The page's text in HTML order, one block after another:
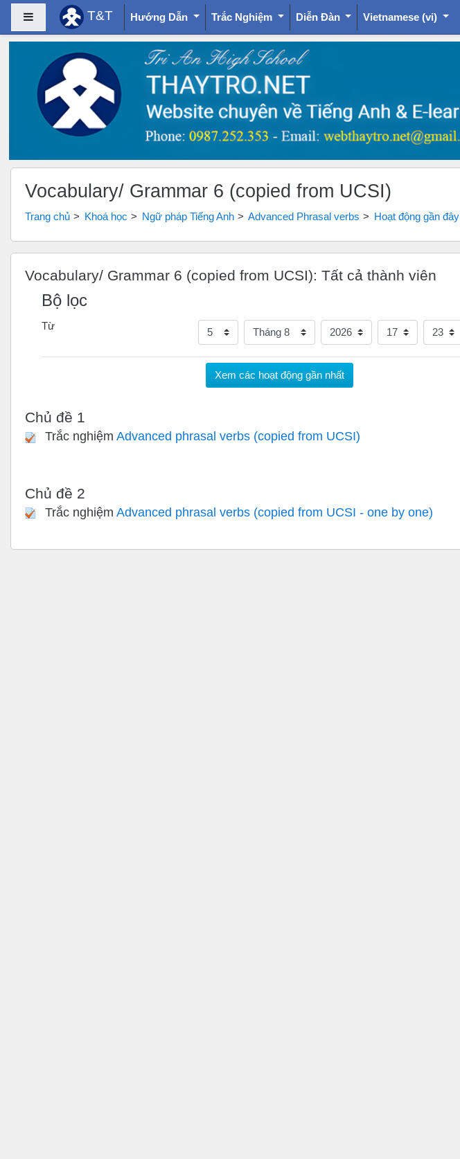
Chuyển tới nội dung chính
Bảng điều khiển cạnh
T&T Hướng Dẫn Trắc Nghiệm Diễn Đàn Vietnamese ‎(vi)‎
Vocabulary/ Grammar 6 (copied from UCSI)
Trang chủ Khoá học Ngữ pháp Tiếng Anh Advanced Phrasal verbs Hoạt động gần đây
Vocabulary/ Grammar 6 (copied from UCSI): Tất cả thành viên
Bộ lọc
Từ Ngày Tháng Năm Phút
Chủ đề 1
Trắc nghiệm Advanced phrasal verbs (copied from UCSI)
Chủ đề 2
Trắc nghiệm Advanced phrasal verbs (copied from UCSI - one by one)